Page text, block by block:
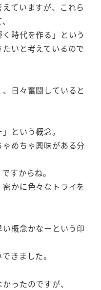
ていますが、これら
時代を作る」という
いと考えているので
日々奮闘していると
という概念。
めちゃ興味がある分
すからね。
かに色々なトライを
概念かなーという印
きました。
ったのですが、